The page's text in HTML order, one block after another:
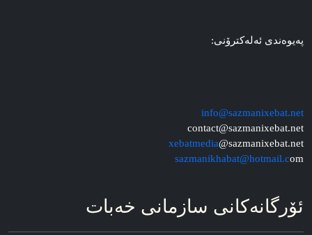
په‌یوه‌ندی ئه‌له‌کترۆنی:
info@sazmanixebat.net
contact@sazmanixebat.net
xebatmedia@sazmanixebat.net
sazmanikhabat@hotmail.com
ئۆرگانه‌کانی سازمانی خه‌بات